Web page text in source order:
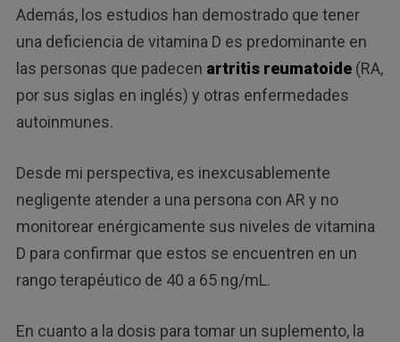
Además, los estudios han demostrado que tener
una deficiencia de vitamina D es predominante en
las personas que padecen artritis reumatoide(RA,
por sus siglas en inglés) y otras enfermedades
autoinmunes.
Desde mi perspectiva, es inexcusablemente
negligente atender a una persona con AR y no
monitorear enérgicamente sus niveles de vitamina
D para confirmar que estos se encuentren en un
rango terapéutico de 40 a 65 ng/mL.
En cuanto a la dosis para tomar un suplemento, la